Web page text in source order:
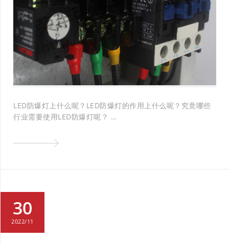
LED防爆灯上什么呢？LED防爆灯的作用上什么呢？究竟哪些
行业需要使用LED防爆灯呢？ …
30
2022/11